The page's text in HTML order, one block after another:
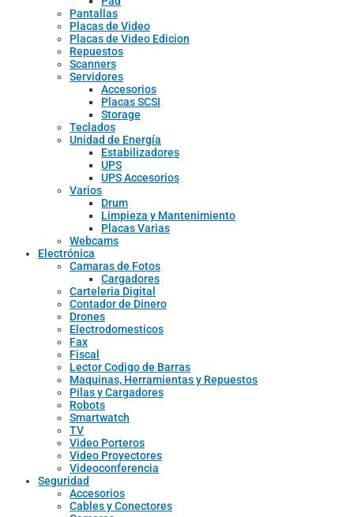
Pantallas
Placas de Video
Placas de Video Edicion
Repuestos
Scanners
Servidores
Accesorios
Placas SCSI
Storage
Teclados
Unidad de Energía
Estabilizadores
UPS
UPS Accesorios
Varios
Drum
Limpieza y Mantenimiento
Placas Varias
Webcams
Electrónica
Camaras de Fotos
Cargadores
Carteleria Digital
Contador de Dinero
Drones
Electrodomesticos
Fax
Fiscal
Lector Codigo de Barras
Maquinas, Herramientas y Repuestos
Pilas y Cargadores
Robots
Smartwatch
TV
Video Porteros
Video Proyectores
Videoconferencia
Seguridad
Accesorios
Cables y Conectores